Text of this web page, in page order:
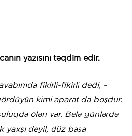
yazısını təqdim edir.
fikirli-fikirli dedi, –
kimi aparat da boşdur.
ölən var. Belə günlərdə
yaxşı deyil, düz başa